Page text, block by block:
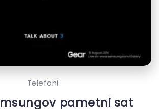
Telefoni
pametni sat